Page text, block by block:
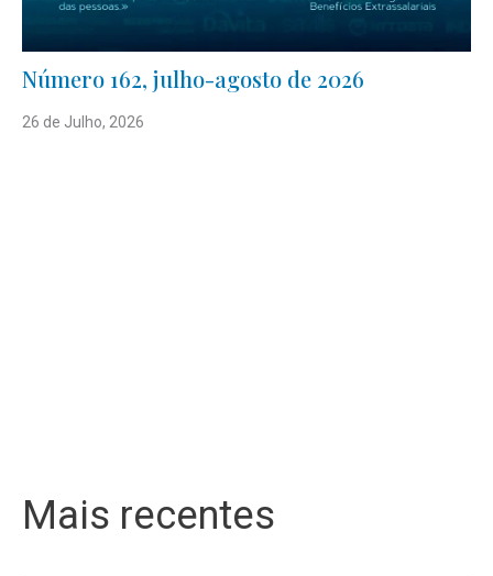
Número 162, julho-agosto de 2026
26 de Julho, 2026
Mais recentes